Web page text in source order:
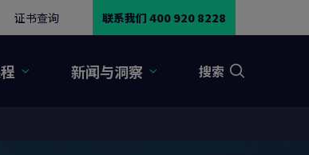
证书查询 联系我们 400 920 8228
新闻与洞察 搜索